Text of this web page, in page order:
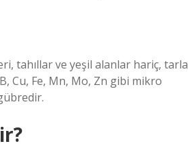
tahıllar ve yeşil alanlar hariç, tarla
Cu, Fe, Mn, Mo, Zn gibi mikro